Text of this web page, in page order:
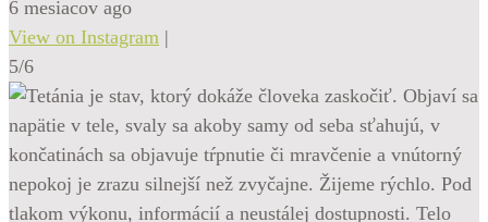
6 mesiacov ago
View on Instagram |
5/6